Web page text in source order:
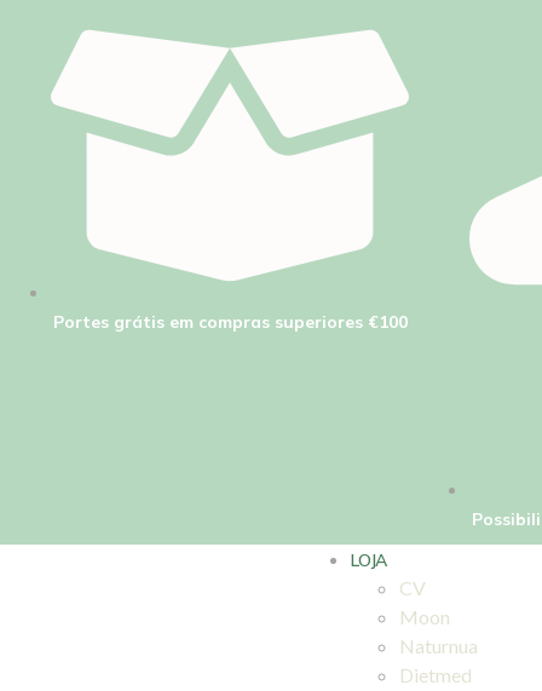
Portes grátis em compras superiores €100
LOJA
CV
Moon
Naturnua
Dietmed